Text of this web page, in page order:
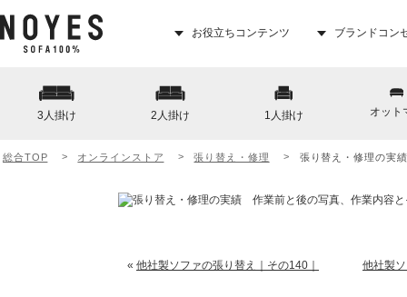
お役立ちコンテンツ ブランドコン
3人掛け 2人掛け 1人掛け オット
総合TOP オンラインストア 張り替え・修理 張り替え・修理の実績
« 他社製ソファの張り替え｜その140｜ 他社製